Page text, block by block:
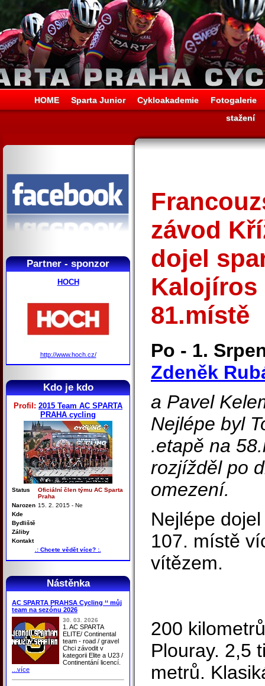
HOME Sparta Junior Cykloakademie
Fotogalerie
stažení
Partner - sponzor
HOCH
http://www.hoch.cz/
Kdo je kdo
Profil: 2015 Team AC SPARTA
PRAHA cycling
Status
Oficiální člen týmu AC Sparta
Praha
Narozen 15. 2. 2015 - Ne
Kde
Bydliště
Záliby
Kontakt
.: Chcete vědět více? :.
Nástěnka
AC SPARTA PRAHSA Cycling ‘‘ můj
team na sezónu 2026
30. 03. 2026
1. AC SPARTA
ELITE/ Continental
team - road / gravel
Chci závodit v
kategorii Elite a U23 /
Continentání licencí.
...více
závod
dojel
Kalojíros
81.místě
Po - 1.
Zdeněk
a Pavel
Nejlépe byl
.etapě na
rozjížděl po
omezení.
Nejlépe
107. místě
vítězem.
200
Plouray. 2,5
metrů.